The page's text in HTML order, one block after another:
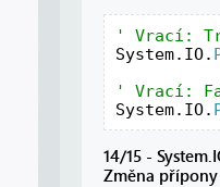
System.IO.
System.IO.
14/15 -
Změna přípony